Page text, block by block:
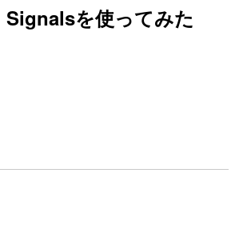
を使ってみた